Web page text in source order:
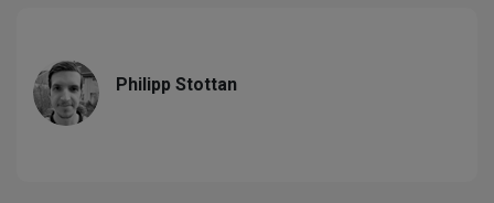
Philipp Stottan